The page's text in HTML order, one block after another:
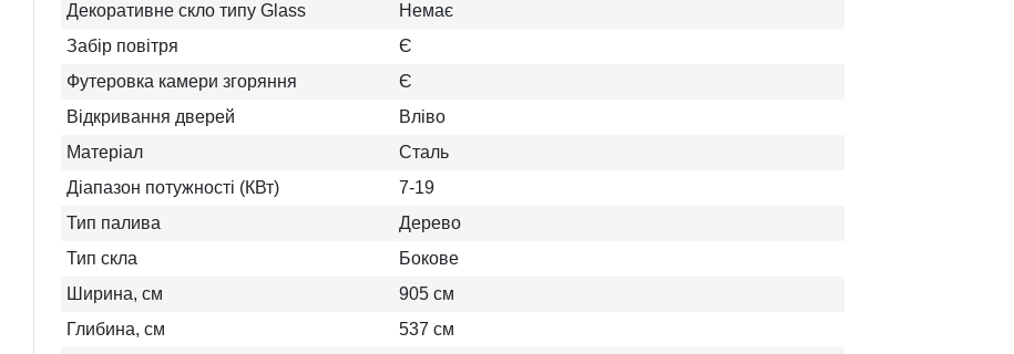
Декоративне скло типу Glass
Немає
Забір повітря
Є
Футеровка камери згоряння
Є
Відкривання дверей
Вліво
Матеріал
Сталь
Діапазон потужності (КВт)
7-19
Тип палива
Дерево
Тип скла
Бокове
Ширина, см
905 см
Глибина, см
537 см